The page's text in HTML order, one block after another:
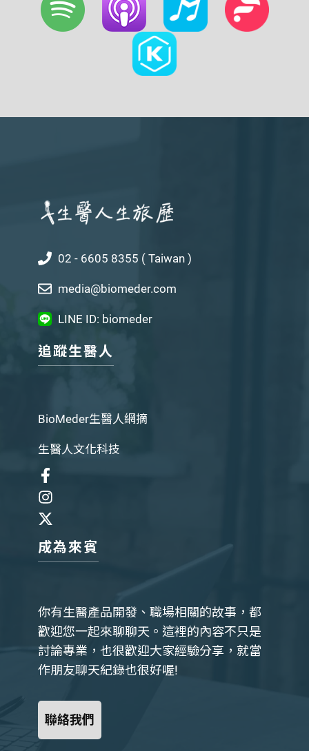
02 - 6605 8355 ( Taiwan )
media@biomeder.com
LINE ID: biomeder
追蹤生醫人
BioMeder生醫人網摘
生醫人文化科技
成為來賓
你有生醫產品開發、職場相關的故事，都
歡迎您一起來聊聊天。這裡的內容不只是
討論專業，也很歡迎大家經驗分享，就當
作朋友聊天紀錄也很好喔!
聯絡我們